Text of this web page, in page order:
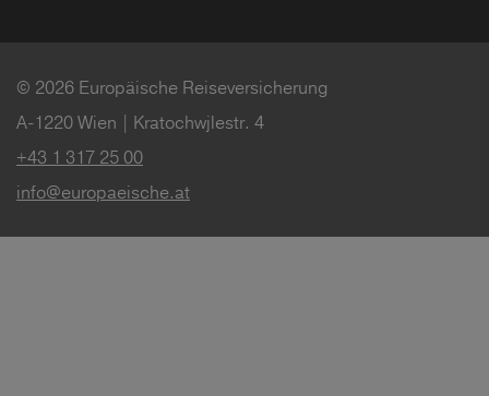
© 2026 Europäische Reiseversicherung
A-1220 Wien | Kratochwjlestr. 4
+43 1 317 25 00
info@europaeische.at